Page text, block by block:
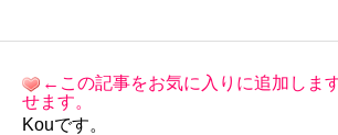
←この記事をお気に入りに追加しま
せます。
Kouです。